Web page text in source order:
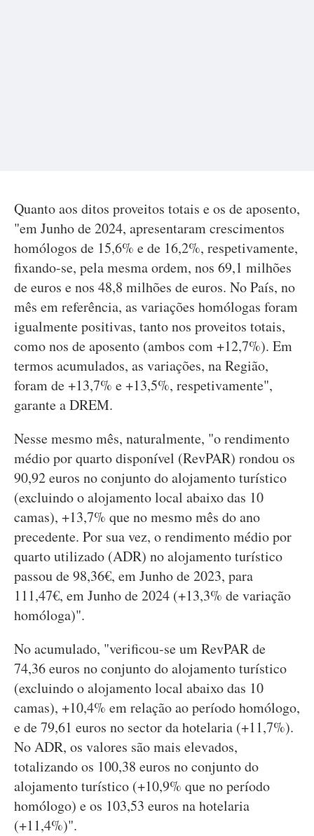
Quanto aos ditos proveitos totais e os de aposento,
"em Junho de 2024, apresentaram crescimentos
homólogos de 15,6% e de 16,2%, respetivamente,
fixando-se, pela mesma ordem, nos 69,1 milhões
de euros e nos 48,8 milhões de euros. No País, no
mês em referência, as variações homólogas foram
igualmente positivas, tanto nos proveitos totais,
como nos de aposento (ambos com +12,7%). Em
termos acumulados, as variações, na Região,
foram de +13,7% e +13,5%, respetivamente",
garante a DREM.
Nesse mesmo mês, naturalmente, "o rendimento
médio por quarto disponível (RevPAR) rondou os
90,92 euros no conjunto do alojamento turístico
(excluindo o alojamento local abaixo das 10
camas), +13,7% que no mesmo mês do ano
precedente. Por sua vez, o rendimento médio por
quarto utilizado (ADR) no alojamento turístico
passou de 98,36€, em Junho de 2023, para
111,47€, em Junho de 2024 (+13,3% de variação
homóloga)".
No acumulado, "verificou-se um RevPAR de
74,36 euros no conjunto do alojamento turístico
(excluindo o alojamento local abaixo das 10
camas), +10,4% em relação ao período homólogo,
e de 79,61 euros no sector da hotelaria (+11,7%).
No ADR, os valores são mais elevados,
totalizando os 100,38 euros no conjunto do
alojamento turístico (+10,9% que no período
homólogo) e os 103,53 euros na hotelaria
(+11,4%)".